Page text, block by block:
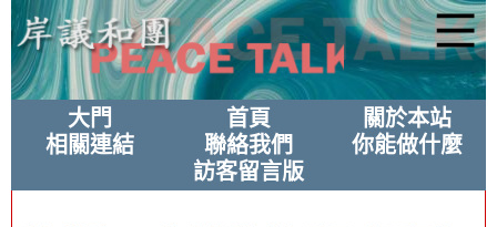
大門 首頁
關於本站
相關連結
聯絡我們
你能做什麼
訪客留言版